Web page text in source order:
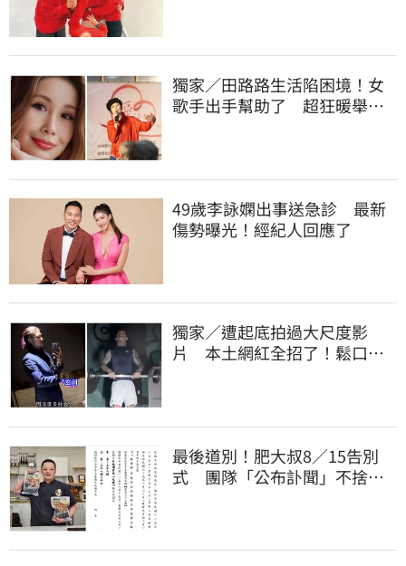
獨家／田路路生活陷困境！女
歌手出手幫助了 超狂暖舉曝
49歲李詠嫻出事送急診 最新
傷勢曝光！經紀人回應了
獨家／遭起底拍過大尺度影
片 本土網紅全招了！鬆口下
最後道別！肥大叔8／15告別
式 團隊「公布訃聞」不捨：